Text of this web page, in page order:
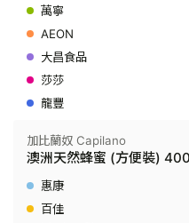
加比蘭奴 Capilano
澳洲天然蜂蜜 (方便裝)